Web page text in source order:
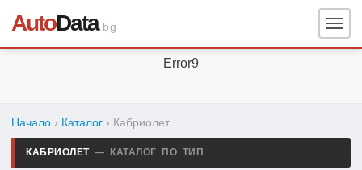
AutoData.bg
Error9
Начало › Каталог › Кабриолет
КАБРИОЛЕТ — КАТАЛОГ ПО ТИП